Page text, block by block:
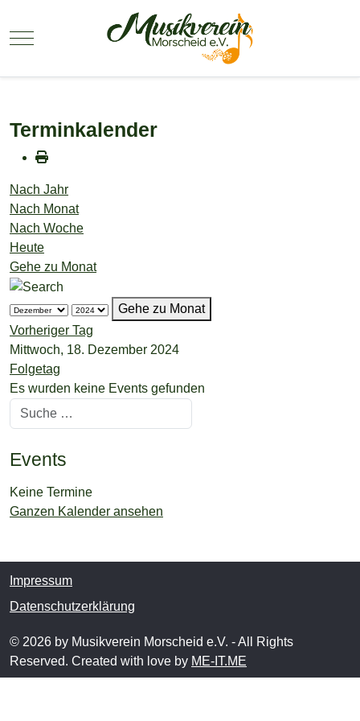
Mobile Menu Toggle
Terminkalender
Nach Jahr
Nach Monat
Nach Woche
Heute
Gehe zu Monat
Gehe zu Monat
Vorheriger Tag
Mittwoch, 18. Dezember 2024
Folgetag
Es wurden keine Events gefunden
Suchen
Events
Keine Termine
Ganzen Kalender ansehen
Impressum
Datenschutzerklärung
© 2026 by Musikverein Morscheid e.V. - All Rights
Reserved. Created with love by ME-IT.ME